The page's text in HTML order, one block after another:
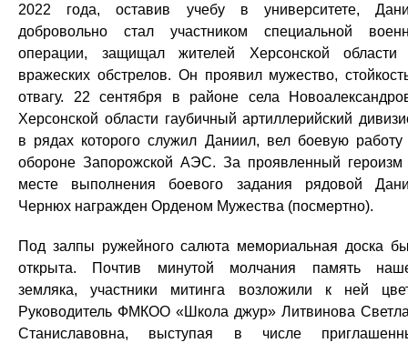
2022 года, оставив учебу в университете,
добровольно стал участником специальной
операции, защищал жителей Херсонской области
вражеских обстрелов. Он проявил мужество,
отвагу. 22 сентября в районе села
Херсонской области гаубичный артиллерийский
в рядах которого служил Даниил, вел боевую работу
обороне Запорожской АЭС. За проявленный героизм
месте выполнения боевого задания рядовой
Чернюх награжден Орденом Мужества (посмертно).
Под залпы ружейного салюта мемориальная доска
открыта. Почтив минутой молчания память
земляка, участники митинга возложили к ней
Руководитель ФМКОО «Школа джур» Литвинова
Станиславовна, выступая в числе